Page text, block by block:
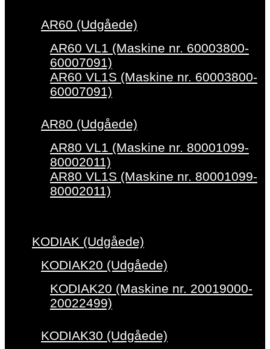
AR60 (Udgåede)
AR60 VL1 (Maskine nr. 60003800-
60007091)
AR60 VL1S (Maskine nr. 60003800-
60007091)
AR80 (Udgåede)
AR80 VL1 (Maskine nr. 80001099-
80002011)
AR80 VL1S (Maskine nr. 80001099-
80002011)
KODIAK (Udgåede)
KODIAK20 (Udgåede)
KODIAK20 (Maskine nr. 20019000-
20022499)
KODIAK30 (Udgåede)